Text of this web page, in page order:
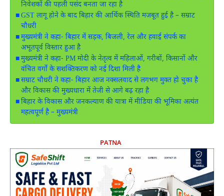
निवेशकों की पहली पसंद बनता जा रहा है
GST लागू होने के बाद बिहार की आर्थिक स्थिति मजबूत हुई है – सम्राट
चौधरी
मुख्यमंत्री ने कहा- बिहार में सड़क, बिजली, रेल और हवाई संपर्क का
अभूतपूर्व विस्तार हुआ है
‎मुख्यमंत्री ने कहा- PM मोदी के नेतृत्व में महिलाओं, गरीबों, किसानों और
वंचित वर्गों के सशक्तिकरण को नई दिशा मिली है
‎सम्राट चौधरी ने कहा- बिहार आज नक्सलवाद से लगभग मुक्त हो चुका है
और विकास की मुख्यधारा में तेजी से आगे बढ़ रहा है
बिहार के विकास और जनकल्याण की यात्रा में मीडिया की भूमिका अत्यंत
महत्वपूर्ण है – मुख्यमंत्री
PATNA